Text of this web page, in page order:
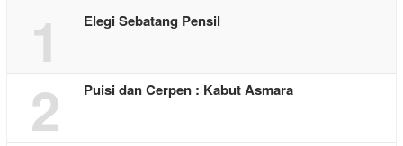
1 Elegi Sebatang Pensil
2 Puisi dan Cerpen : Kabut Asmara